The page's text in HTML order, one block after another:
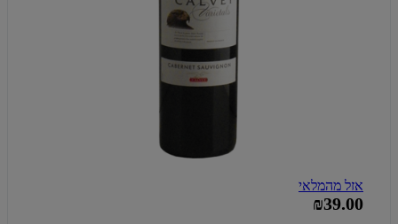
אזל מהמלאי
₪39.00